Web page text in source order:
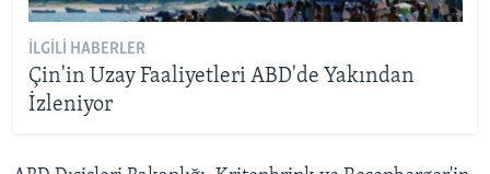
İLGILI HABERLER
Çin'in Uzay Faaliyetleri ABD'de Yakından
İzleniyor